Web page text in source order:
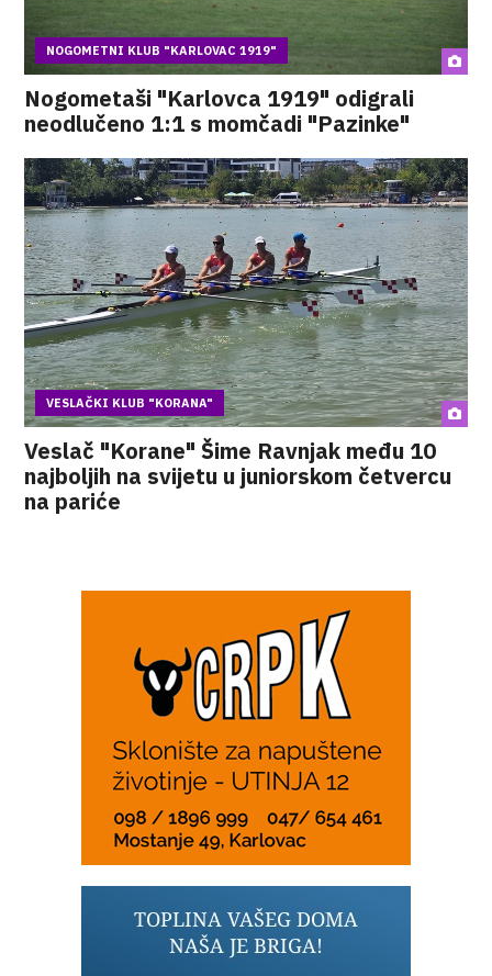
NOGOMETNI KLUB "KARLOVAC 1919"
Nogometaši "Karlovca 1919" odigrali
neodlučeno 1:1 s momčadi "Pazinke"
VESLAČKI KLUB "KORANA"
Veslač "Korane" Šime Ravnjak među 10
najboljih na svijetu u juniorskom četvercu
na pariće